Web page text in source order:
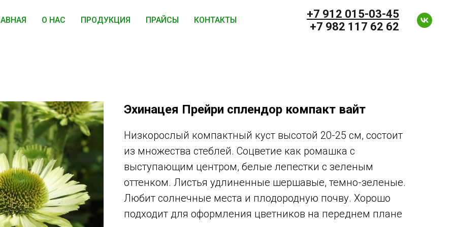
О НАС ПРОДУКЦИЯ ПРАЙСЫ КОНТАКТЫ +7 912 015-03-45
+7 982 117 62 62
Эхинацея Прейри сплендор компакт вайт
Низкорослый компактный куст высотой 20-25 см, состоит
из множества стеблей. Соцветие как ромашка с
выступающим центром, белые лепестки с зеленым
оттенком. Листья удлиненные шершавые, темно-зеленые.
Любит солнечные места и плодородную почву. Хорошо
подходит для оформления цветников на переднем плане